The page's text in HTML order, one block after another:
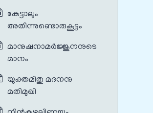
കേട്ടാലും
അതിന്നുണ്ടൊരുകൂട്ടം
മാനുഷനാമർജ്ജുനനുടെ
മാനം
യുക്തമിതു മദനനു
മതിമുഖി